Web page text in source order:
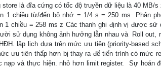
là đĩa cứng có tốc độ truyền dữ liệu là 40 MB/s
chiều từ/đến bộ nhớ = 1/4 s = 250 ms  Phân
1 chiều = 258 ms z Các thanh ghi định vị được sử
sử dụng không ảnh hưởng lẫn nhau và  Roll out,
lập lịch dựa trên mức ưu tiên (priority-based
ưu tiên thấp hơn bị thay ra để tiến trình có mức
và thực hiện. nhỏ hơn limit register.  Sự hoán